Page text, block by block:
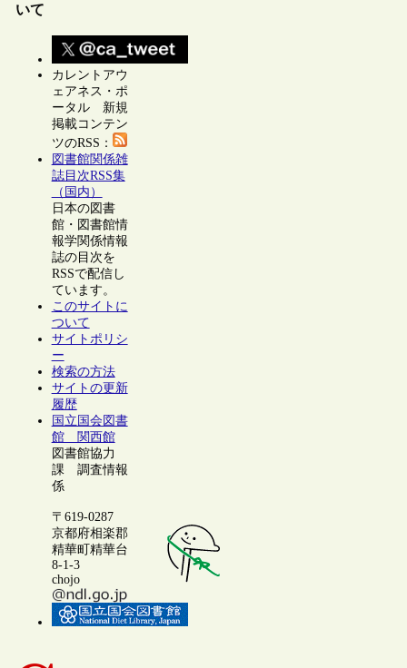
いて
カレントアウ
ェアネス・ポ
ータル 新規
掲載コンテン
ツのRSS：
図書館関係雑
誌目次RSS集
（国内）
日本の図書
館・図書館情
報学関係情報
誌の目次を
RSSで配信し
ています。
このサイトに
ついて
サイトポリシ
ー
検索の方法
サイトの更新
履歴
国立国会図書
館 関西館
図書館協力
課 調査情報
係
〒619-0287
京都府相楽郡
精華町精華台
8-1-3
chojo